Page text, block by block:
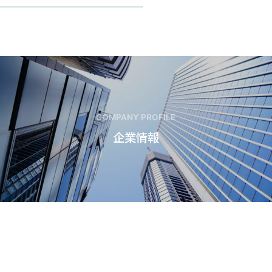
COMPANY PROFILE
企業情報